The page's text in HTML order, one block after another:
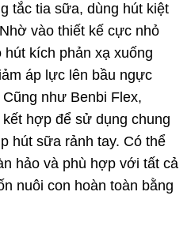
tắc tia sữa, dùng hút kiệt
vào thiết kế cực nhỏ
kích phản xạ xuống
áp lực lên bầu ngực
như Benbi Flex,
hợp để sử dụng chung
hút sữa rảnh tay. Có thể
hảo và phù hợp với tất cả
nuôi con hoàn toàn bằng